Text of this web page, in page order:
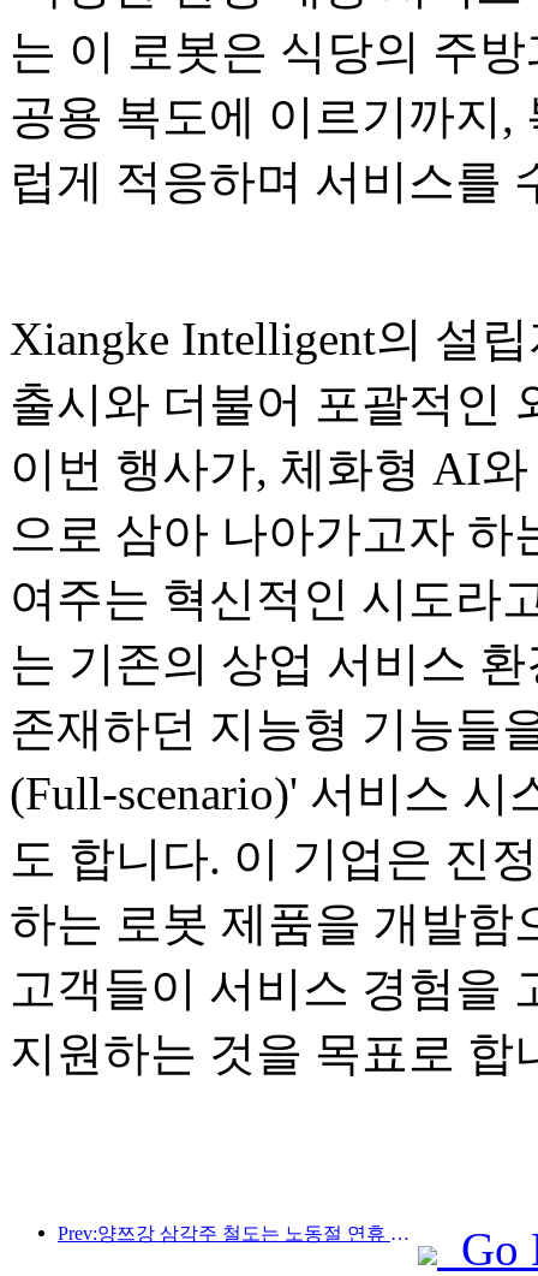
는 이 로봇은 식당의 주
공용 복도에 이르기까지,
럽게 적응하며 서비스를
Xiangke Intelligent의 설
출시와 더불어 포괄적인
이번 행사가, 체화형 AI
으로 삼아 나아가고자
여주는 혁신적인 시도라
는 기존의 상업 서비스
존재하던 지능형 기능들
(Full-scenario)' 서비스
도 합니다. 이 기업은 진
하는 로봇 제품을 개발함
고객들이 서비스 경험을
지원하는 것을 목표로 합
Prev:양쯔강 삼각주 철도는 노동절 연휴 기간 동안 2,138만 명이 넘는 승객을 수송했습니다.
Go